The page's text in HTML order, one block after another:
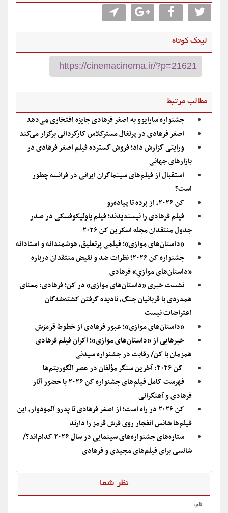
لینک کوتاه
مطالب مرتبط
جشنواره سارایوو به اصغر فرهادی جایزه افتخاری می‌دهد
اصغر فرهادی در پرتغال مسترکلاس کارگردانی برگزار می‌کند
ورایتی گزارش داد؛ فروش گسترده فیلم اصغر فرهادی در
بازارهای جهانی
استقبال از فیلم‌های سینماگران ایرانی در فرانسه چطور
است؟
کن ۲۰۲۶، از پرده تا پیاده‌رو
فیلم فرهادی را نپسندیدند؛ فیلم پاولیکوفسکی در صدر
جدول منتقدان مجله اسکرین کن ۲۰۲۶
«داستان‌های موازی»؛ فیلمی پرتعلیق، هوشمندانه و استادانه
جشنواره کن ۲۰۲۶؛ نظرات ضد و نقیض منتقدان درباره
«داستان‌های موازیِ» فرهادی
نشست خبری «داستان‌های موازی» در کن؛ فرهادی: معنای
همدردی با قربانیان جنگ، نادیده گرفتن کشته‌شدگان
اعتراضات نیست
«داستان‌های موازی»؛ عبور فرهادی از خطوط قرمزش
خبرهایی از «داستان‌های موازی»؛ اکران فیلم فرهادی
همزمان با کن/ رقابت در جشنواره سیدنی
کن ۲۰۲۶: آخرین سنگر مؤلفان در عصر الگوریتم‌ها
فهرست کامل فیلم‌های جشنواره کن ۲۰۲۶ با حضور آثار
فرهادی و آهنگرانی
کن ۲۰۲۶ در راه است؛ از اصغر فرهادی تا پدرو آلمودوار، این
فیلم‌ها شانس انفجار روی فرش قرمز را دارند
ستاره‌های جشنواره‌‌های سینمایی در سال ۲۰۲۶ کدام‌اند؟/
شانسی برای فیلم‌های مجیدی و فرهادی
نظر شما
نام: